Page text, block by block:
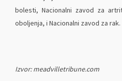
bolesti, Nacionalni zavod za
oboljenja, i Nacionalni zavod za rak.
Izvor: meadvilletribune.com